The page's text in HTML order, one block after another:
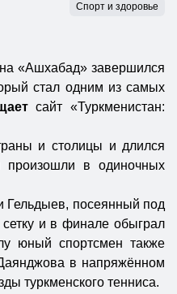
Спорт и здоровье
«Ашхабад» завершился
стал одним из самых
сайт «Туркменистан:
и столицы и длился
произошли в одиночных
Гельдыев, посеянный под
и в финале обыграл
юный спортсмен также
в напряжённом
туркменского тенниса.